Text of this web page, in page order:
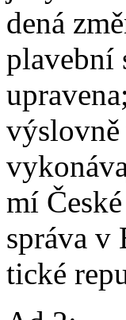
dená
plavební
výslovně
mí
správa v
tické